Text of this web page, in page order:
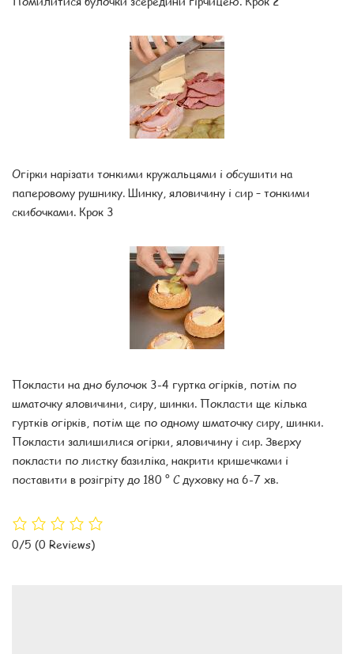
Огірки нарізати тонкими кружальцями і обсушити на
паперовому рушнику. Шинку, яловичину і сир – тонкими
скибочками. Крок 3
Покласти на дно булочок 3-4 гуртка огірків, потім по
шматочку яловичини, сиру, шинки. Покласти ще кілька
гуртків огірків, потім ще по одному шматочку сиру, шинки.
Покласти залишилися огірки, яловичину і сир. Зверху
покласти по листку базиліка, накрити кришечками і
поставити в розігріту до 180 ° С духовку на 6-7 хв.
0/5 (0 Reviews)